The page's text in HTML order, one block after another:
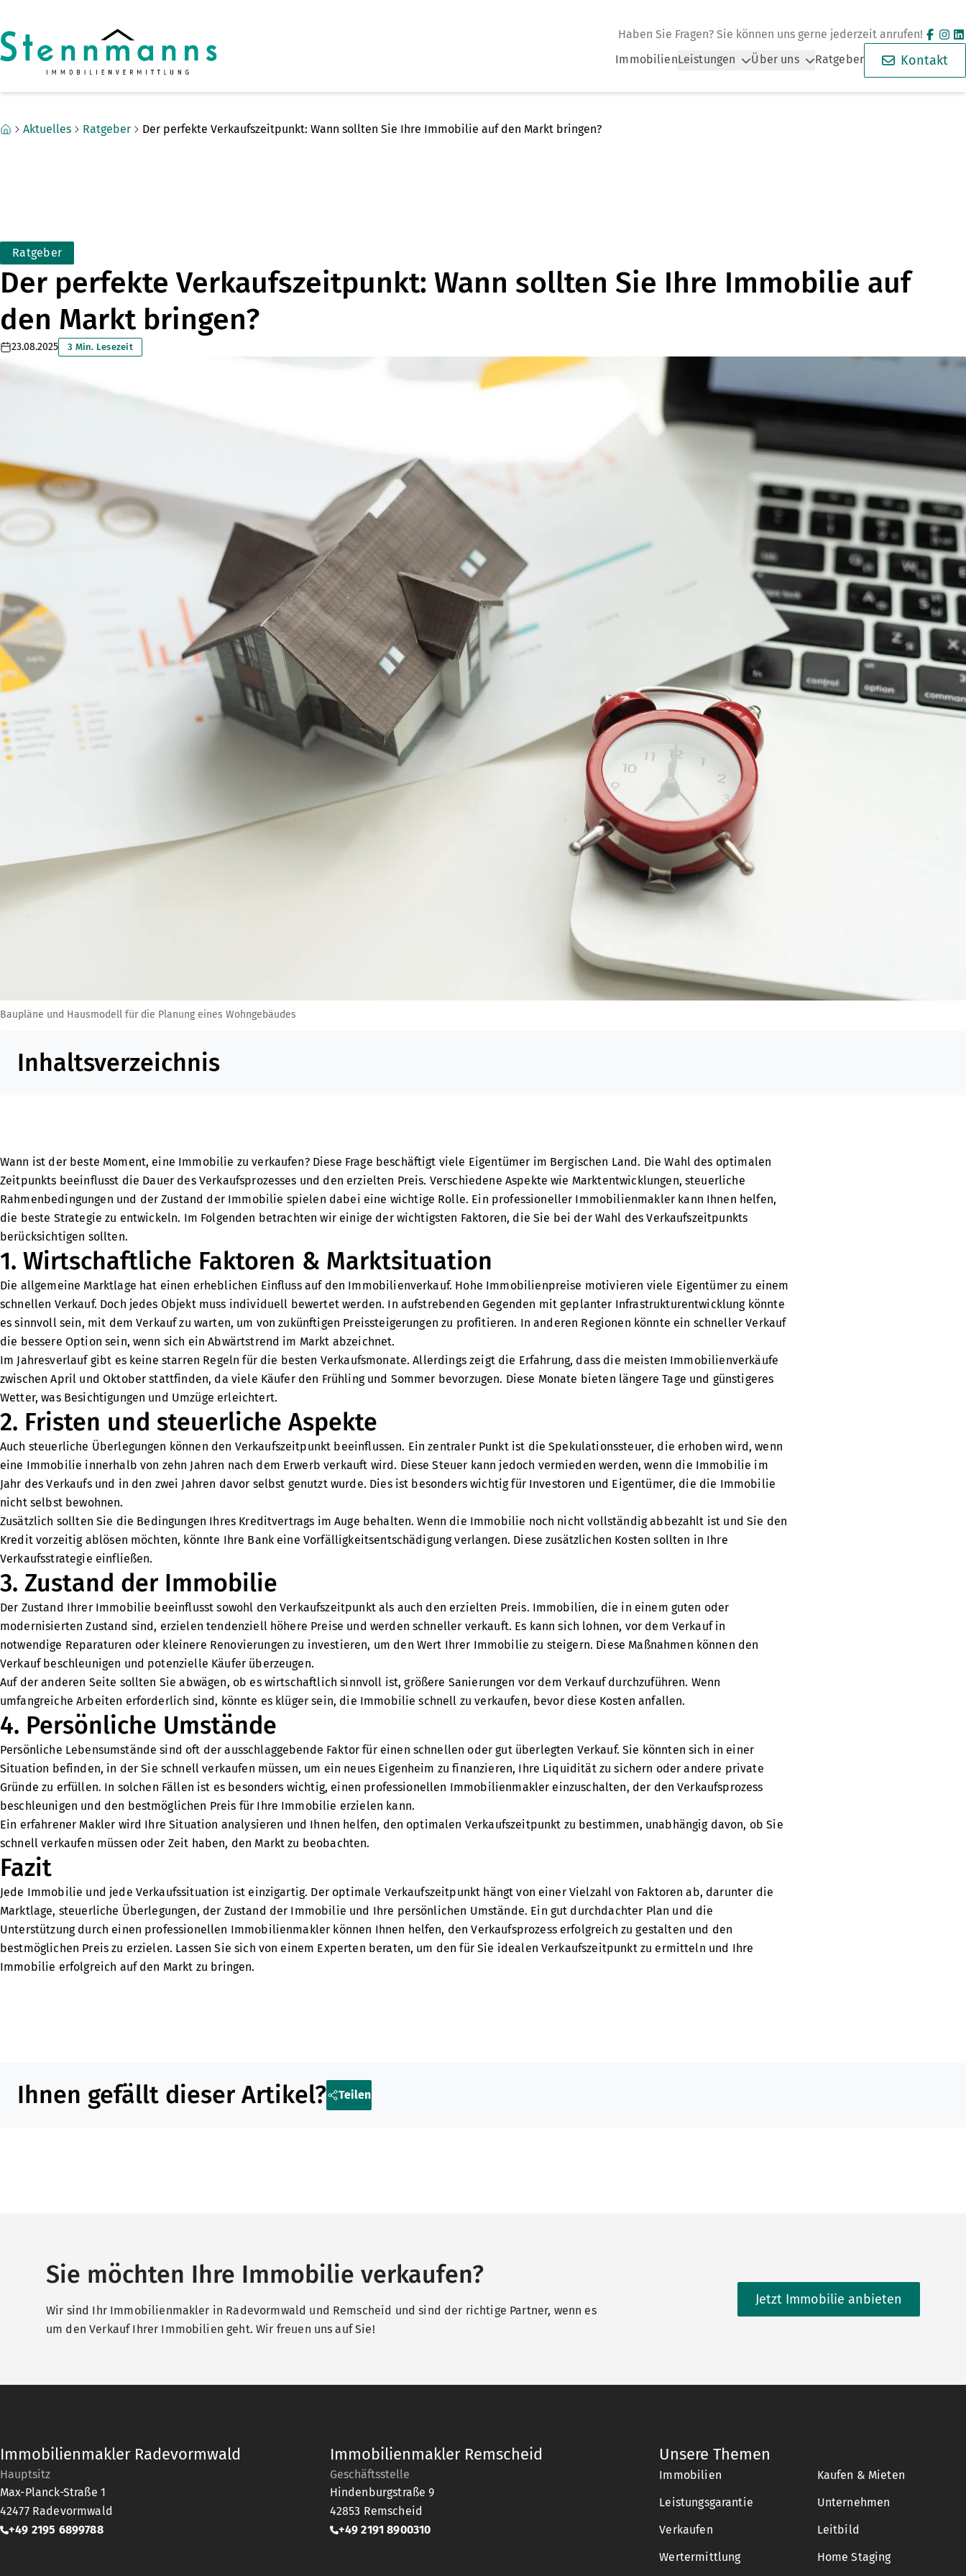
Haben Sie Fragen? Sie können uns gerne jederzeit anrufen!
ImmobilienLeistungen Über uns Ratgeber Kontakt
Aktuelles Ratgeber Der perfekte Verkaufszeitpunkt: Wann sollten Sie Ihre Immobilie auf den Markt bringen?
Ratgeber
Der perfekte Verkaufszeitpunkt: Wann sollten Sie Ihre Immobilie auf
den Markt bringen?
23.08.2025 3 Min. Lesezeit
Baupläne und Hausmodell für die Planung eines Wohngebäudes
Inhaltsverzeichnis
Wann ist der beste Moment, eine Immobilie zu verkaufen? Diese Frage beschäftigt viele Eigentümer im Bergischen Land. Die Wahl des optimalen
Zeitpunkts beeinflusst die Dauer des Verkaufsprozesses und den erzielten Preis. Verschiedene Aspekte wie Marktentwicklungen, steuerliche
Rahmenbedingungen und der Zustand der Immobilie spielen dabei eine wichtige Rolle. Ein professioneller Immobilienmakler kann Ihnen helfen,
die beste Strategie zu entwickeln. Im Folgenden betrachten wir einige der wichtigsten Faktoren, die Sie bei der Wahl des Verkaufszeitpunkts
berücksichtigen sollten.
1. Wirtschaftliche Faktoren & Marktsituation
Die allgemeine Marktlage hat einen erheblichen Einfluss auf den Immobilienverkauf. Hohe Immobilienpreise motivieren viele Eigentümer zu einem
schnellen Verkauf. Doch jedes Objekt muss individuell bewertet werden. In aufstrebenden Gegenden mit geplanter Infrastrukturentwicklung könnte
es sinnvoll sein, mit dem Verkauf zu warten, um von zukünftigen Preissteigerungen zu profitieren. In anderen Regionen könnte ein schneller Verkauf
die bessere Option sein, wenn sich ein Abwärtstrend im Markt abzeichnet.
Im Jahresverlauf gibt es keine starren Regeln für die besten Verkaufsmonate. Allerdings zeigt die Erfahrung, dass die meisten Immobilienverkäufe
zwischen April und Oktober stattfinden, da viele Käufer den Frühling und Sommer bevorzugen. Diese Monate bieten längere Tage und günstigeres
Wetter, was Besichtigungen und Umzüge erleichtert.
2. Fristen und steuerliche Aspekte
Auch steuerliche Überlegungen können den Verkaufszeitpunkt beeinflussen. Ein zentraler Punkt ist die Spekulationssteuer, die erhoben wird, wenn
eine Immobilie innerhalb von zehn Jahren nach dem Erwerb verkauft wird. Diese Steuer kann jedoch vermieden werden, wenn die Immobilie im
Jahr des Verkaufs und in den zwei Jahren davor selbst genutzt wurde. Dies ist besonders wichtig für Investoren und Eigentümer, die die Immobilie
nicht selbst bewohnen.
Zusätzlich sollten Sie die Bedingungen Ihres Kreditvertrags im Auge behalten. Wenn die Immobilie noch nicht vollständig abbezahlt ist und Sie den
Kredit vorzeitig ablösen möchten, könnte Ihre Bank eine Vorfälligkeitsentschädigung verlangen. Diese zusätzlichen Kosten sollten in Ihre
Verkaufsstrategie einfließen.
3. Zustand der Immobilie
Der Zustand Ihrer Immobilie beeinflusst sowohl den Verkaufszeitpunkt als auch den erzielten Preis. Immobilien, die in einem guten oder
modernisierten Zustand sind, erzielen tendenziell höhere Preise und werden schneller verkauft. Es kann sich lohnen, vor dem Verkauf in
notwendige Reparaturen oder kleinere Renovierungen zu investieren, um den Wert Ihrer Immobilie zu steigern. Diese Maßnahmen können den
Verkauf beschleunigen und potenzielle Käufer überzeugen.
Auf der anderen Seite sollten Sie abwägen, ob es wirtschaftlich sinnvoll ist, größere Sanierungen vor dem Verkauf durchzuführen. Wenn
umfangreiche Arbeiten erforderlich sind, könnte es klüger sein, die Immobilie schnell zu verkaufen, bevor diese Kosten anfallen.
4. Persönliche Umstände
Persönliche Lebensumstände sind oft der ausschlaggebende Faktor für einen schnellen oder gut überlegten Verkauf. Sie könnten sich in einer
Situation befinden, in der Sie schnell verkaufen müssen, um ein neues Eigenheim zu finanzieren, Ihre Liquidität zu sichern oder andere private
Gründe zu erfüllen. In solchen Fällen ist es besonders wichtig, einen professionellen Immobilienmakler einzuschalten, der den Verkaufsprozess
beschleunigen und den bestmöglichen Preis für Ihre Immobilie erzielen kann.
Ein erfahrener Makler wird Ihre Situation analysieren und Ihnen helfen, den optimalen Verkaufszeitpunkt zu bestimmen, unabhängig davon, ob Sie
schnell verkaufen müssen oder Zeit haben, den Markt zu beobachten.
Fazit
Jede Immobilie und jede Verkaufssituation ist einzigartig. Der optimale Verkaufszeitpunkt hängt von einer Vielzahl von Faktoren ab, darunter die
Marktlage, steuerliche Überlegungen, der Zustand der Immobilie und Ihre persönlichen Umstände. Ein gut durchdachter Plan und die
Unterstützung durch einen professionellen Immobilienmakler können Ihnen helfen, den Verkaufsprozess erfolgreich zu gestalten und den
bestmöglichen Preis zu erzielen. Lassen Sie sich von einem Experten beraten, um den für Sie idealen Verkaufszeitpunkt zu ermitteln und Ihre
Immobilie erfolgreich auf den Markt zu bringen.
Ihnen gefällt dieser Artikel? Teilen
Sie möchten Ihre Immobilie verkaufen?
Wir sind Ihr Immobilienmakler in Radevormwald und Remscheid und sind der richtige Partner, wenn es
um den Verkauf Ihrer Immobilien geht. Wir freuen uns auf Sie!
Jetzt Immobilie anbieten
Immobilienmakler Radevormwald
Hauptsitz
Max-Planck-Straße 1
42477 Radevormwald
+49 2195 6899788
Immobilienmakler Remscheid
Geschäftsstelle
Hindenburgstraße 9
42853 Remscheid
+49 2191 8900310
Unsere Themen
Immobilien
Kaufen & Mieten
Leistungsgarantie
Unternehmen
Verkaufen
Leitbild
Wertermittlung
Home Staging